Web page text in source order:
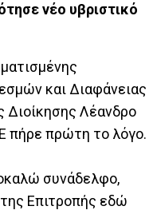
νέο υβριστικό
και Διαφάνειας
Διοίκησης Λέανδρο
πήρε πρώτη το λόγο.
συνάδελφο,
Επιτροπής εδώ